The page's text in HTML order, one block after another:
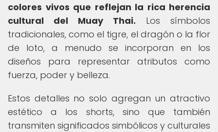
colores vivos que reflejan la rica herencia
cultural del Muay Thai. Los símbolos
tradicionales, como el tigre, el dragón o la flor
de loto, a menudo se incorporan en los
diseños para representar atributos como
fuerza, poder y belleza.
Estos detalles no solo agregan un atractivo
estético a los shorts, sino que también
transmiten significados simbólicos y culturales